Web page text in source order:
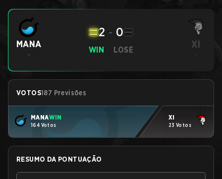
MANA
-
WIN
2 - 0
LOSE XI
-
VOTOS187 Previsões
MANAWIN
164 Votos
XI
23 Votos
RESUMO DA PONTUAÇÃO